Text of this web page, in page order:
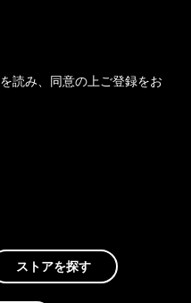
を読み、同意の上ご登録をお
ストアを探す